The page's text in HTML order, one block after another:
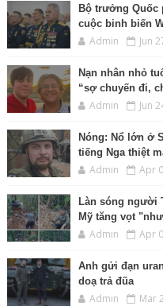
Bộ trưởng Quốc
cuộc binh biến
Admin Jun
Nạn nhân nhỏ
“sợ chuyến đi,
Admin Jun
Nóng: Nổ lớn ở
tiếng Nga thiệt
Admin Apr
Làn sóng người
Mỹ tăng vọt
Admin Apr
Anh gửi đạn
doạ trả đũa
Admin Mar